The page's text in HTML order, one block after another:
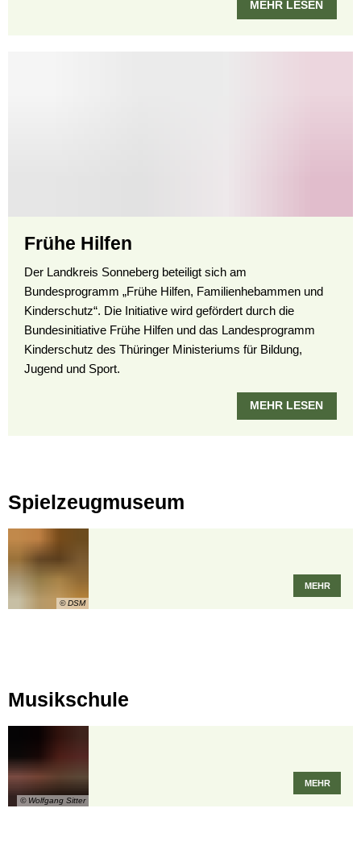
MEHR LESEN
Frühe Hilfen
Der Landkreis Sonneberg beteiligt sich am
Bundesprogramm „Frühe Hilfen, Familienhebammen und
Kinderschutz“. Die Initiative wird gefördert durch die
Bundesinitiative Frühe Hilfen und das Landesprogramm
Kinderschutz des Thüringer Ministeriums für Bildung,
Jugend und Sport.
MEHR LESEN
Spielzeugmuseum
© DSM
MEHR
Musikschule
© Wolfgang Sitter
MEHR